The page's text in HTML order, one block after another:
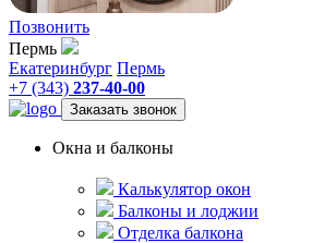
Позвонить
Пермь
Екатеринбург Пермь
+7 (343) 237-40-00
Заказать звонок
Окна и балконы
Калькулятор окон
Балконы и лоджии
Отделка балкона